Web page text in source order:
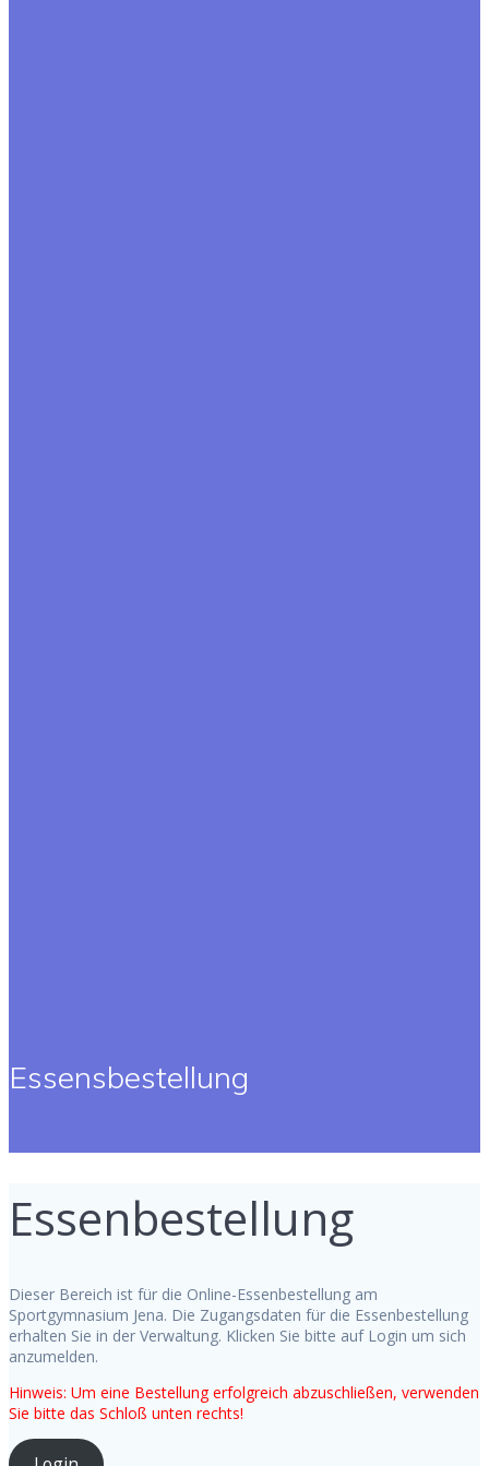
Essensbestellung
Essenbestellung
Dieser Bereich ist für die Online-Essenbestellung am
Sportgymnasium Jena. Die Zugangsdaten für die Essenbestellung
erhalten Sie in der Verwaltung. Klicken Sie bitte auf Login um sich
anzumelden.
Hinweis: Um eine Bestellung erfolgreich abzuschließen, verwenden
Sie bitte das Schloß unten rechts!